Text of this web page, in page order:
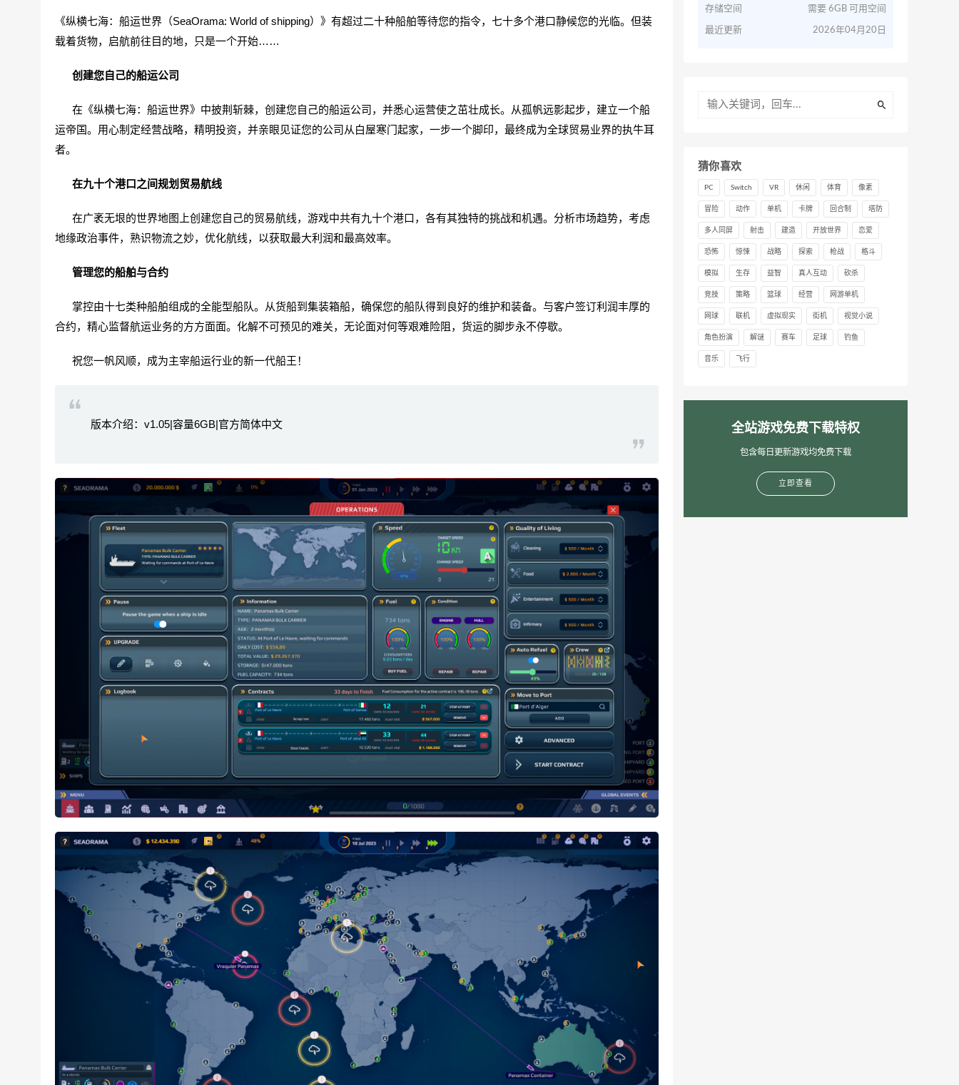
《纵横七海：船运世界（SeaOrama: World of shipping）》有超过二十种船舶等待您的指令，七十多个港口静候您的光临。但装
载着货物，启航前往目的地，只是一个开始……
创建您自己的船运公司
在《纵横七海：船运世界》中披荆斩棘，创建您自己的船运公司，并悉心运营使之茁壮成长。从孤帆远影起步，建立一个船
运帝国。用心制定经营战略，精明投资，并亲眼见证您的公司从白屋寒门起家，一步一个脚印，最终成为全球贸易业界的执牛耳
者。
在九十个港口之间规划贸易航线
在广袤无垠的世界地图上创建您自己的贸易航线，游戏中共有九十个港口，各有其独特的挑战和机遇。分析市场趋势，考虑
地缘政治事件，熟识物流之妙，优化航线，以获取最大利润和最高效率。
管理您的船舶与合约
掌控由十七类种船舶组成的全能型船队。从货船到集装箱船，确保您的船队得到良好的维护和装备。与客户签订利润丰厚的
合约，精心监督航运业务的方方面面。化解不可预见的难关，无论面对何等艰难险阻，货运的脚步永不停歇。
祝您一帆风顺，成为主宰船运行业的新一代船王！
版本介绍：v1.05|容量6GB|官方简体中文
存储空间 需要 6GB 可用空间
最近更新 2026年04月20日
猜你喜欢
PC Switch VR 休闲 体育 像素
冒险 动作 单机 卡牌 回合制 塔防
多人同屏 射击 建造 开放世界 恋爱
恐怖 惊悚 战略 探索 枪战 格斗
模拟 生存 益智 真人互动 砍杀
竞技 策略 篮球 经营 网游单机
网球 联机 虚拟现实 街机 视觉小说
角色扮演 解谜 赛车 足球 钓鱼
音乐 飞行
全站游戏免费下载特权
包含每日更新游戏均免费下载
立即查看